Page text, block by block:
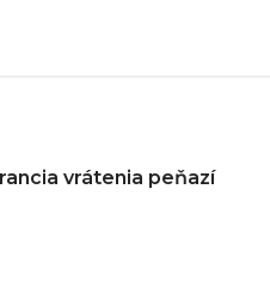
vrátenia peňazí